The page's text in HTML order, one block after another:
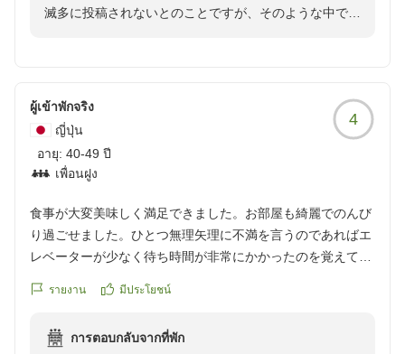
滅多に投稿されないとのことですが、そのような中で今
私共のサービスや、こだわりを持ってご用意しておりま
す朝夕の会席料理につきましてもご満足いただけたご様
子で何よりです。スタッフ一同大変嬉しく励みになりま
す。
お客様にまたお越しいただけるよう、今後も一つ一つの
気配りを大切に、より良い宿づくりに努めてまいりま
す。
また季節を変えて、ぜひ当館へお越しくださいませ。
す。
ผู้เข้าพักจริง
ญี่ปุ่น
อายุ: 40-49 ปี
เพื่อนฝูง
4
食事が大変美味しく満足できました。お部屋も綺麗でのんび
り過ごせました。ひとつ無理矢理に不満を言うのであればエ
レベーターが少なく待ち時間が非常にかかったのを覚えてい
より満足度が高くなると思います。
https://review.travel.rakuten.co.jp/hotel/voice/10636?
รายงาน มีประโยชน์
การตอบกลับจากที่พัก